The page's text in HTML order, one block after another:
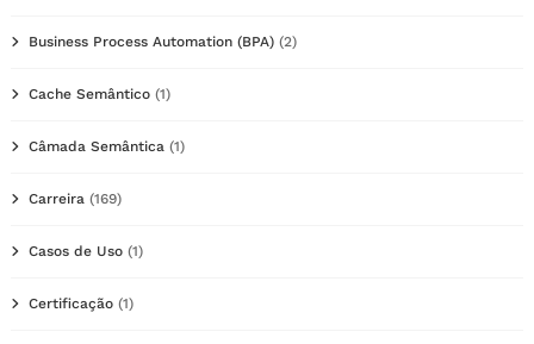
Business Process Automation (BPA) (2)
Cache Semântico (1)
Câmada Semântica (1)
Carreira (169)
Casos de Uso (1)
Certificação (1)